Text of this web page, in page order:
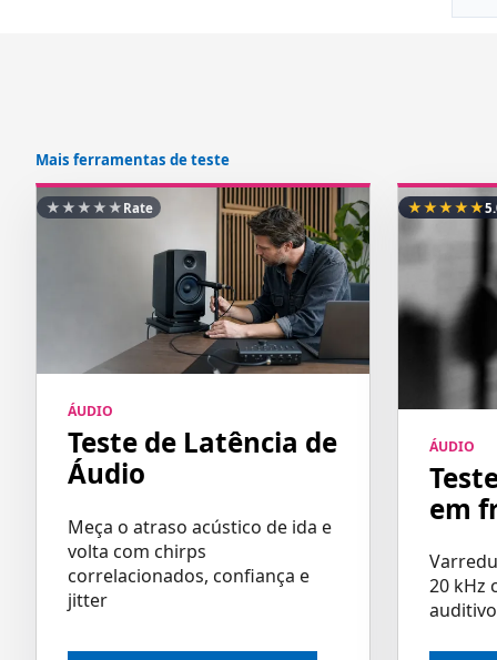
Mais ferramentas de teste
★★★★★ Rate
ÁUDIO
Teste de Latência de
Áudio
Meça o atraso acústico de ida e
volta com chirps
correlacionados, confiança e
jitter
★★★★★
ÁUDIO
em
20 kHz